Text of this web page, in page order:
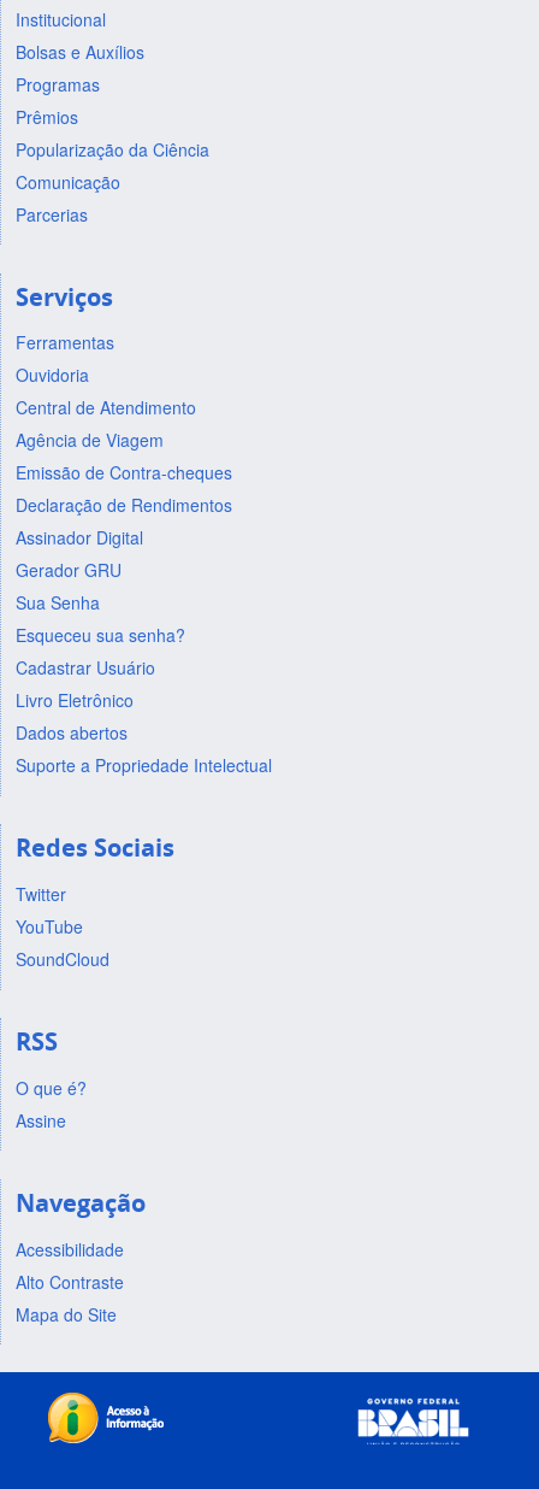
Institucional
Bolsas e Auxílios
Programas
Prêmios
Popularização da Ciência
Comunicação
Parcerias
Serviços
Ferramentas
Ouvidoria
Central de Atendimento
Agência de Viagem
Emissão de Contra-cheques
Declaração de Rendimentos
Assinador Digital
Gerador GRU
Sua Senha
Esqueceu sua senha?
Cadastrar Usuário
Livro Eletrônico
Dados abertos
Suporte a Propriedade Intelectual
Redes Sociais
Twitter
YouTube
SoundCloud
RSS
O que é?
Assine
Navegação
Acessibilidade
Alto Contraste
Mapa do Site